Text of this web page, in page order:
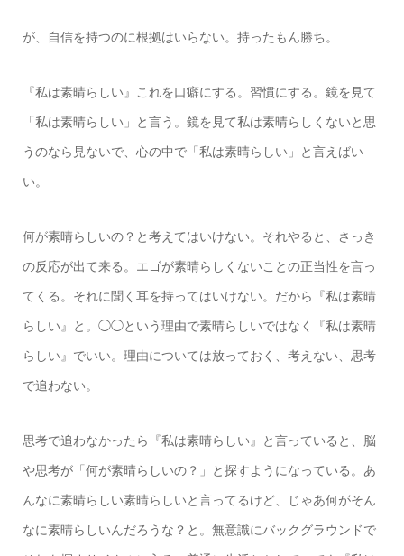
が、自信を持つのに根拠はいらない。持ったもん勝ち。
『私は素晴らしい』これを口癖にする。習慣にする。鏡を見て
「私は素晴らしい」と言う。鏡を見て私は素晴らしくないと思
うのなら見ないで、心の中で「私は素晴らしい」と言えばい
い。
何が素晴らしいの？と考えてはいけない。それやると、さっき
の反応が出て来る。エゴが素晴らしくないことの正当性を言っ
てくる。それに聞く耳を持ってはいけない。だから『私は素晴
らしい』と。◯◯という理由で素晴らしいではなく『私は素晴
らしい』でいい。理由については放っておく、考えない、思考
で追わない。
思考で追わなかったら『私は素晴らしい』と言っていると、脳
や思考が「何が素晴らしいの？」と探すようになっている。あ
んなに素晴らしい素晴らしいと言ってるけど、じゃあ何がそん
なに素晴らしいんだろうな？と。無意識にバックグラウンドで